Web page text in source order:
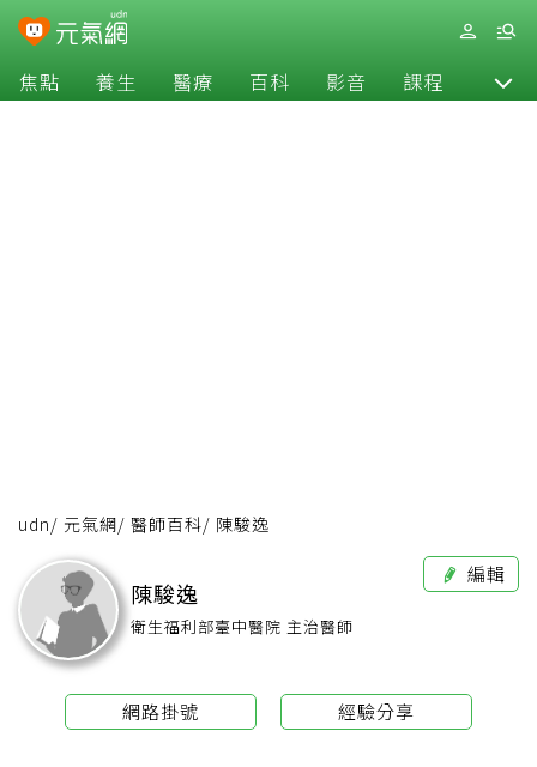
焦點 養生 醫療 百科 影音 課程 退休
udn/ 元氣網/ 醫師百科/ 陳駿逸
編輯
網路掛號 經驗分享
陳駿逸
衛生福利部臺中醫院 主治醫師